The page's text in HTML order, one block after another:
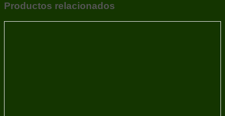
Repuestos
Revólveres
Productos relacionados